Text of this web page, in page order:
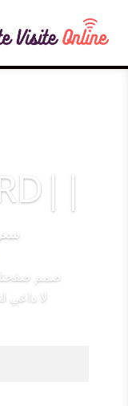
||STANDARD||
صمم
لا داعي